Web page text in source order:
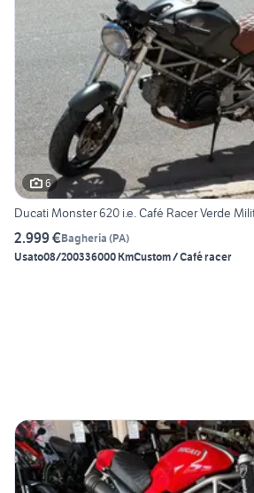
6
Ducati Monster 620 i.e. Café Racer Verde
2.999 €Bagheria (PA)
Usato08/200336000 KmCustom / Café racer